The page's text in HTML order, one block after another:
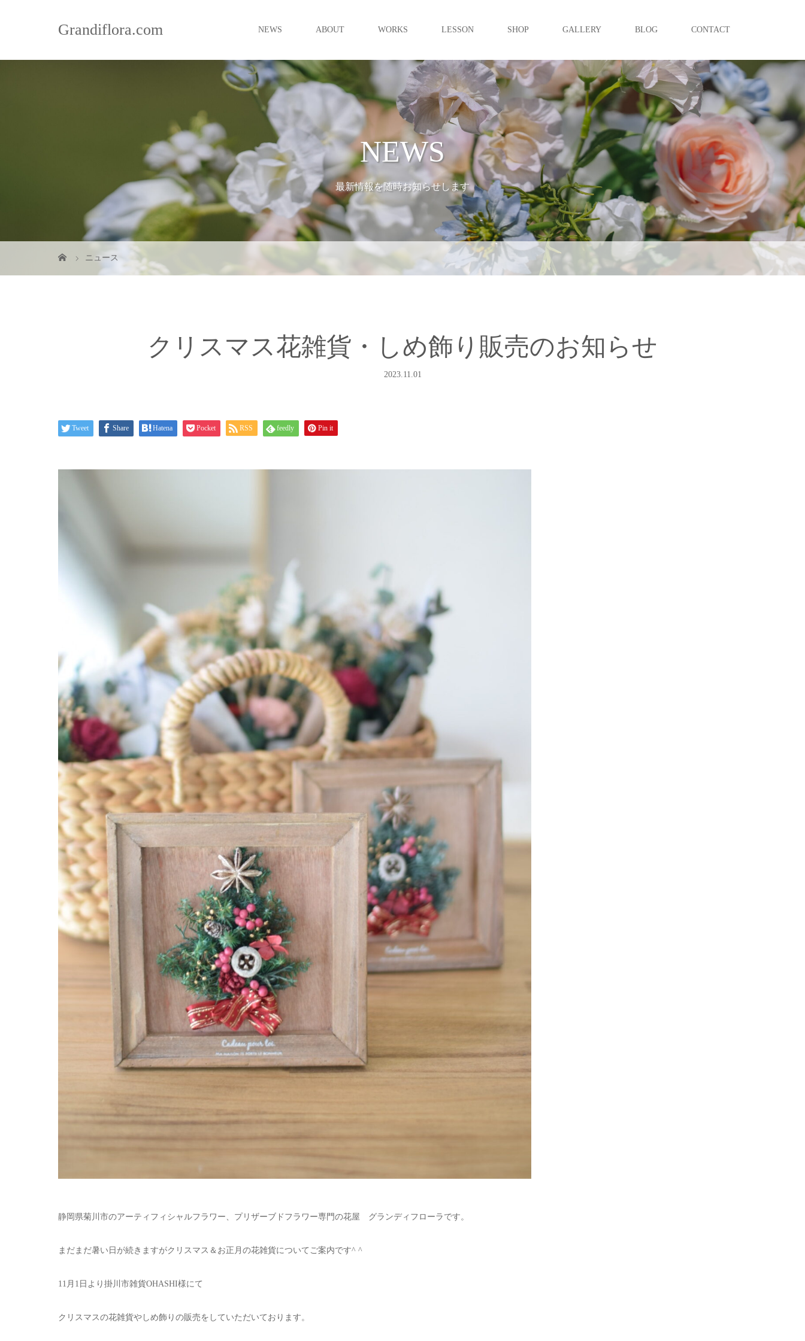
Grandiflora.com NEWS ABOUT WORKS LESSON SHOP GALLERY BLOG CONTACT
NEWS
最新情報を随時お知らせします
ニュース
クリスマス花雑貨・しめ飾り販売のお知らせ
2023.11.01
Tweet Share Hatena Pocket RSS feedly Pin it
静岡県菊川市のアーティフィシャルフラワー、プリザーブドフラワー専門の花屋 グランディフローラです。
まだまだ暑い日が続きますがクリスマス＆お正月の花雑貨についてご案内です^ ^
11月1日より掛川市雑貨OHASHI様にて
クリスマスの花雑貨やしめ飾りの販売をしていただいております。